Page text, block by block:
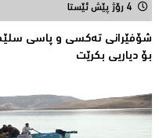
4 رۆژ پێش ئێستا
شۆفێرانی تەكسی و پاسی
بۆ دیاریی بکرێت